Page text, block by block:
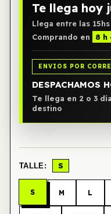
Te llega hoy
Llega entre las
Comprando en
8 h
ENVIOS POR
DESPACHAMOS
Te llega en 2 o 3
destino
TALLE: S
S M L